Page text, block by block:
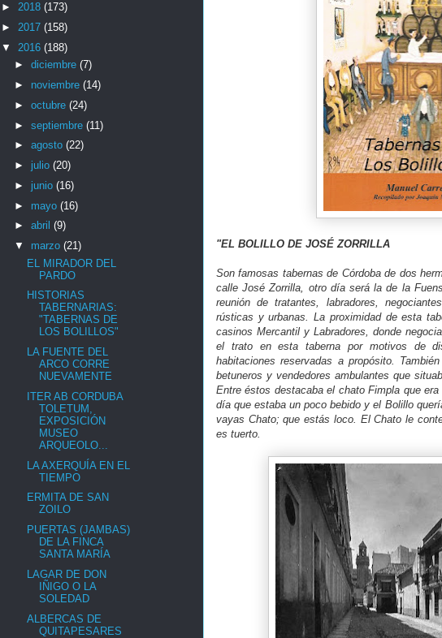
"EL BOLILLO DE JOSÉ ZORRILLA
Son famosas tabernas de Córdoba de dos
calle José Zorrilla, otro día será la de la
reunión de tratantes, labradores,
rústicas y urbanas. La proximidad de esta
casinos Mercantil y Labradores, donde
el trato en esta taberna por motivos de
habitaciones reservadas a propósito.
betuneros y vendedores ambulantes que
Entre éstos destacaba el chato Fimpla que
día que estaba un poco bebido y el Bolillo
vayas Chato; que estás loco. El Chato le
es tuerto.
► 2018 (173)
► 2017 (158)
▼ 2016 (188)
► diciembre (7)
► noviembre (14)
► octubre (24)
► septiembre (11)
► agosto (22)
► julio (20)
► junio (16)
► mayo (16)
► abril (9)
▼ marzo (21)
EL MIRADOR DEL
PARDO
HISTORIAS
TABERNARIAS:
"TABERNAS DE
LOS BOLILLOS"
LA FUENTE DEL
ARCO CORRE
NUEVAMENTE
ITER AB CORDUBA
TOLETUM,
EXPOSICIÓN
MUSEO
ARQUEOLO...
LA AXERQUÍA EN EL
TIEMPO
ERMITA DE SAN
ZOILO
PUERTAS (JAMBAS)
DE LA FINCA
SANTA MARÍA
LAGAR DE DON
IÑIGO O LA
SOLEDAD
ALBERCAS DE
QUITAPESARES